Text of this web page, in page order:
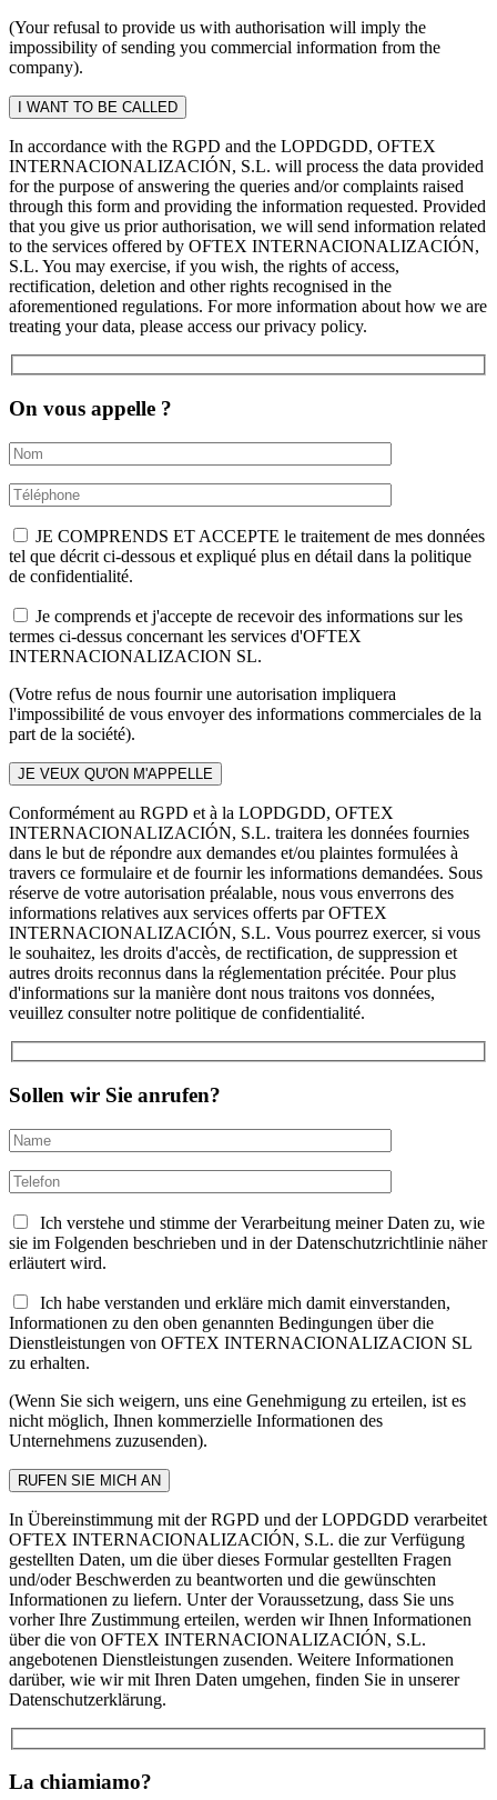
(Your refusal to provide us with authorisation will imply the
impossibility of sending you commercial information from the
company).
In accordance with the RGPD and the LOPDGDD, OFTEX
INTERNACIONALIZACIÓN, S.L. will process the data provided
for the purpose of answering the queries and/or complaints raised
through this form and providing the information requested. Provided
that you give us prior authorisation, we will send information related
to the services offered by OFTEX INTERNACIONALIZACIÓN,
S.L. You may exercise, if you wish, the rights of access,
rectification, deletion and other rights recognised in the
aforementioned regulations. For more information about how we are
treating your data, please access our privacy policy.
On vous appelle ?
JE COMPRENDS ET ACCEPTE le traitement de mes données
tel que décrit ci-dessous et expliqué plus en détail dans la politique
de confidentialité.
Je comprends et j'accepte de recevoir des informations sur les
termes ci-dessus concernant les services d'OFTEX
INTERNACIONALIZACION SL.
(Votre refus de nous fournir une autorisation impliquera
l'impossibilité de vous envoyer des informations commerciales de la
part de la société).
Conformément au RGPD et à la LOPDGDD, OFTEX
INTERNACIONALIZACIÓN, S.L. traitera les données fournies
dans le but de répondre aux demandes et/ou plaintes formulées à
travers ce formulaire et de fournir les informations demandées. Sous
réserve de votre autorisation préalable, nous vous enverrons des
informations relatives aux services offerts par OFTEX
INTERNACIONALIZACIÓN, S.L. Vous pourrez exercer, si vous
le souhaitez, les droits d'accès, de rectification, de suppression et
autres droits reconnus dans la réglementation précitée. Pour plus
d'informations sur la manière dont nous traitons vos données,
veuillez consulter notre politique de confidentialité.
Sollen wir Sie anrufen?
Ich verstehe und stimme der Verarbeitung meiner Daten zu, wie
sie im Folgenden beschrieben und in der Datenschutzrichtlinie näher
erläutert wird.
Ich habe verstanden und erkläre mich damit einverstanden,
Informationen zu den oben genannten Bedingungen über die
Dienstleistungen von OFTEX INTERNACIONALIZACION SL
zu erhalten.
(Wenn Sie sich weigern, uns eine Genehmigung zu erteilen, ist es
nicht möglich, Ihnen kommerzielle Informationen des
Unternehmens zuzusenden).
In Übereinstimmung mit der RGPD und der LOPDGDD verarbeitet
OFTEX INTERNACIONALIZACIÓN, S.L. die zur Verfügung
gestellten Daten, um die über dieses Formular gestellten Fragen
und/oder Beschwerden zu beantworten und die gewünschten
Informationen zu liefern. Unter der Voraussetzung, dass Sie uns
vorher Ihre Zustimmung erteilen, werden wir Ihnen Informationen
über die von OFTEX INTERNACIONALIZACIÓN, S.L.
angebotenen Dienstleistungen zusenden. Weitere Informationen
darüber, wie wir mit Ihren Daten umgehen, finden Sie in unserer
Datenschutzerklärung.
La chiamiamo?